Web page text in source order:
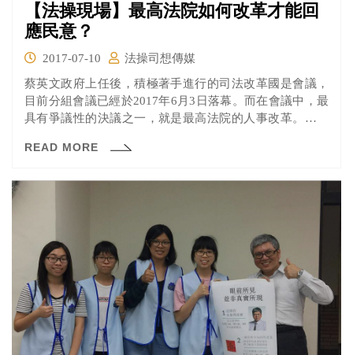
【法操現場】最高法院如何改革才能回
應民意？
2017-07-10
法操司想傳媒
蔡英文政府上任後，積極著手進行的司法改革國是會議，
目前分組會議已經於2017年6月3日落幕。而在會議中，最
具有爭議性的決議之一，就是最高法院的人事改革。司改
不須經過立法院同意，改為司法院遴選委員會通過人選
READ MORE